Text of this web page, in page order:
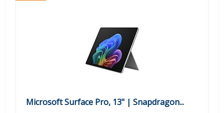
Microsoft Surface Pro, 13" | Snapdragon...